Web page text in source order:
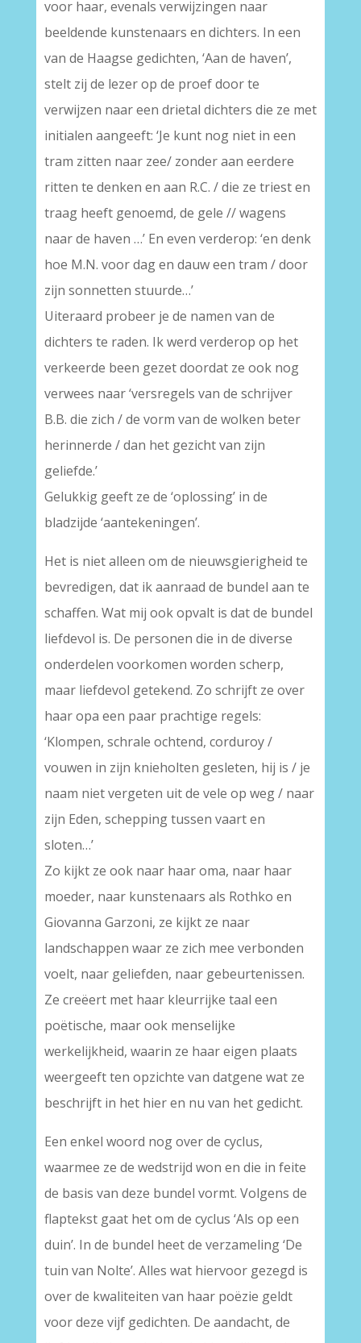
voor haar, evenals verwijzingen naar
beeldende kunstenaars en dichters. In een
van de Haagse gedichten, ‘Aan de haven’,
stelt zij de lezer op de proef door te
verwijzen naar een drietal dichters die ze met
initialen aangeeft: ‘Je kunt nog niet in een
tram zitten naar zee/ zonder aan eerdere
ritten te denken en aan R.C. / die ze triest en
traag heeft genoemd, de gele // wagens
naar de haven …’ En even verderop: ‘en denk
hoe M.N. voor dag en dauw een tram / door
zijn sonnetten stuurde…’
Uiteraard probeer je de namen van de
dichters te raden. Ik werd verderop op het
verkeerde been gezet doordat ze ook nog
verwees naar ‘versregels van de schrijver
B.B. die zich / de vorm van de wolken beter
herinnerde / dan het gezicht van zijn
geliefde.’
Gelukkig geeft ze de ‘oplossing’ in de
bladzijde ‘aantekeningen’.
Het is niet alleen om de nieuwsgierigheid te
bevredigen, dat ik aanraad de bundel aan te
schaffen. Wat mij ook opvalt is dat de bundel
liefdevol is. De personen die in de diverse
onderdelen voorkomen worden scherp,
maar liefdevol getekend. Zo schrijft ze over
haar opa een paar prachtige regels:
‘Klompen, schrale ochtend, corduroy /
vouwen in zijn knieholten gesleten, hij is / je
naam niet vergeten uit de vele op weg / naar
zijn Eden, schepping tussen vaart en
sloten…’
Zo kijkt ze ook naar haar oma, naar haar
moeder, naar kunstenaars als Rothko en
Giovanna Garzoni, ze kijkt ze naar
landschappen waar ze zich mee verbonden
voelt, naar geliefden, naar gebeurtenissen.
Ze creëert met haar kleurrijke taal een
poëtische, maar ook menselijke
werkelijkheid, waarin ze haar eigen plaats
weergeeft ten opzichte van datgene wat ze
beschrijft in het hier en nu van het gedicht.
Een enkel woord nog over de cyclus,
waarmee ze de wedstrijd won en die in feite
de basis van deze bundel vormt. Volgens de
flaptekst gaat het om de cyclus ‘Als op een
duin’. In de bundel heet de verzameling ‘De
tuin van Nolte’. Alles wat hiervoor gezegd is
over de kwaliteiten van haar poëzie geldt
voor deze vijf gedichten. De aandacht, de